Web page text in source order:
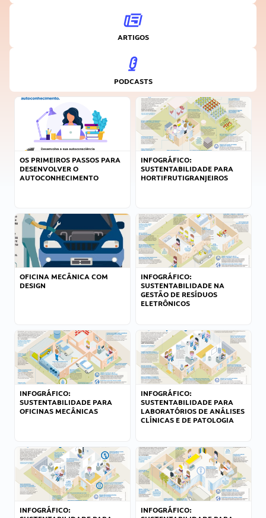
ARTIGOS
PODCASTS
OS PRIMEIROS PASSOS PARA
DESENVOLVER O
AUTOCONHECIMENTO
INFOGRÁFICO:
SUSTENTABILIDADE PARA
HORTIFRUTIGRANJEIROS
OFICINA MECÂNICA COM
DESIGN
INFOGRÁFICO:
SUSTENTABILIDADE NA
GESTÃO DE RESÍDUOS
ELETRÔNICOS
INFOGRÁFICO:
SUSTENTABILIDADE PARA
OFICINAS MECÂNICAS
INFOGRÁFICO:
SUSTENTABILIDADE PARA
LABORATÓRIOS DE ANÁLISES
CLÍNICAS E DE PATOLOGIA
INFOGRÁFICO:
INFOGRÁFICO: